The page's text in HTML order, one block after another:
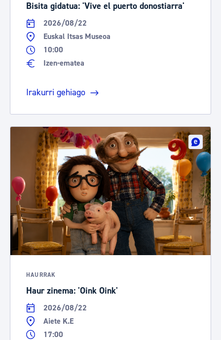
Bisita gidatua: 'Vive el puerto donostiarra'
2026/08/22
Euskal Itsas Museoa
10:00
Izen-ematea
Irakurri gehiago
HAURRAK
Haur zinema: 'Oink Oink'
2026/08/22
Aiete K.E
17:00